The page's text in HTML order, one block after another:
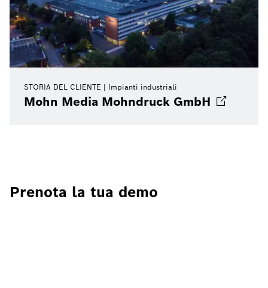
STORIA DEL CLIENTE Impianti industriali
Mohn Media Mohndruck GmbH
Prenota la tua demo